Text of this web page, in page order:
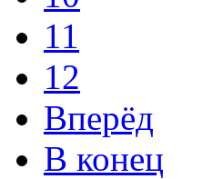
11
12
Вперёд
В конец